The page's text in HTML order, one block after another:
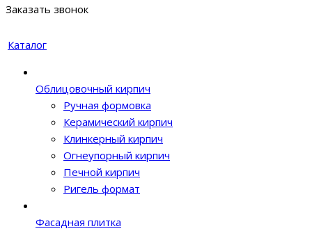
Заказать звонок
Каталог
Облицовочный кирпич
Ручная формовка
Керамический кирпич
Клинкерный кирпич
Огнеупорный кирпич
Печной кирпич
Ригель формат
Фасадная плитка